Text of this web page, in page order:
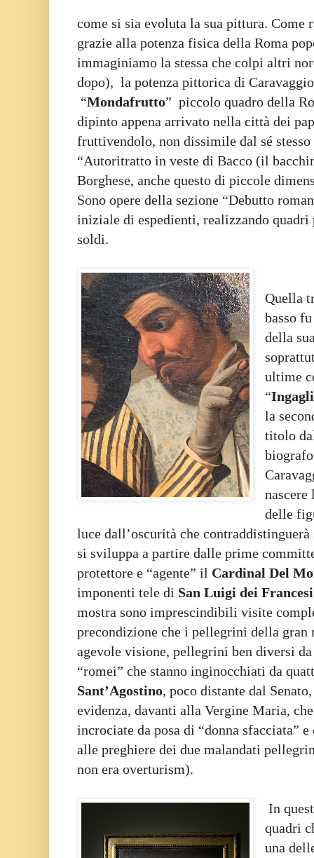
come si sia evoluta la sua pittura. Come
grazie alla potenza fisica della Roma
immaginiamo la stessa che colpi altri
dopo), la potenza pittorica di
“Mondafrutto” piccolo quadro della
dipinto appena arrivato nella città dei
fruttivendolo, non dissimile dal sé
“Autoritratto in veste di Bacco (il
Borghese, anche questo di piccole
Sono opere della sezione “Debutto
iniziale di espedienti, realizzando
soldi.
Quella
basso
della
ultime
“
la
titolo
nascere
delle
luce dall’oscurità che contraddistinguerà
si sviluppa a partire dalle prime
protettore e “agente” il Cardinal Del
imponenti tele di San Luigi dei Francesi
mostra sono imprescindibili visite
precondizione che i pellegrini della gran
agevole visione, pellegrini ben diversi
“romei” che stanno inginocchiati da
Sant’Agostino, poco distante dal
evidenza, davanti alla Vergine Maria,
incrociate da posa di “donna sfacciata”
alle preghiere dei due malandati
non era overturism).
In
quadri
una